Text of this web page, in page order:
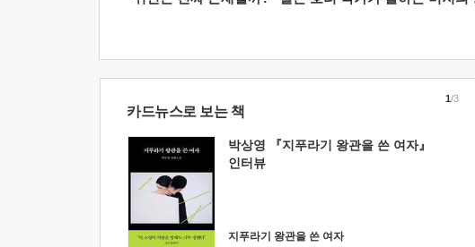
카드뉴스로 보는 책
박상영 『지푸라기 왕관을 쓴 여자』
인터뷰
지푸라기 왕관을 쓴 여자
1/3